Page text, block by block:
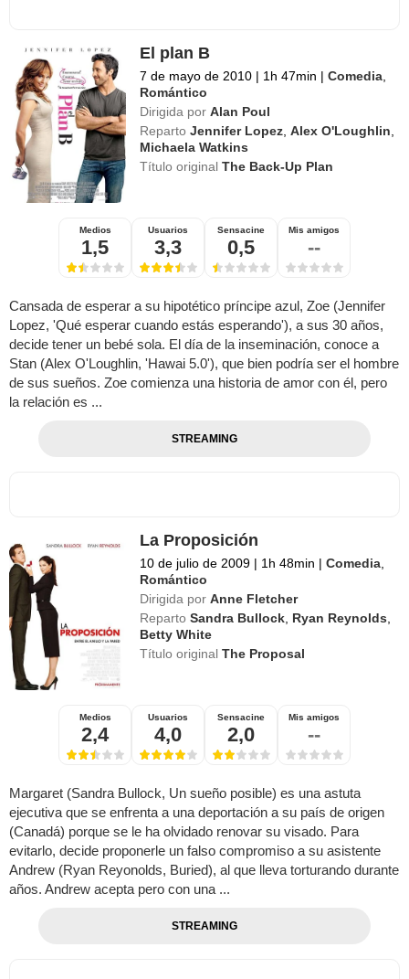
El plan B
7 de mayo de 2010 | 1h 47min | Comedia
Romántico
Dirigida por Alan Poul
Reparto Jennifer Lopez ,Alex O'Loughlin
Michaela Watkins
Título originalThe Back-Up Plan
Medios
1,5
Usuarios
3,3
Sensacine
0,5
Mis amigos
--
Cansada de esperar a su hipotético príncipe azul, Zoe (Jennifer
Lopez, 'Qué esperar cuando estás esperando'), a sus 30 años,
decide tener un bebé sola. El día de la inseminación, conoce a
Stan (Alex O'Loughlin, 'Hawai 5.0'), que bien podría ser el hombre
de sus sueños. Zoe comienza una historia de amor con él, pero
la relación es ...
STREAMING
La Proposición
10 de julio de 2009 | 1h 48min | Comedia
Romántico
Dirigida por Anne Fletcher
Reparto Sandra Bullock Ryan Reynolds
Betty White
Título originalThe Proposal
Medios
2,4
Usuarios
4,0
Sensacine
2,0
Mis amigos
--
Margaret (Sandra Bullock, Un sueño posible) es una astuta
ejecutiva que se enfrenta a una deportación a su país de origen
(Canadá) porque se le ha olvidado renovar su visado. Para
evitarlo, decide proponerle un falso compromiso a su asistente
Andrew (Ryan Reyonolds, Buried), al que lleva torturando durante
años. Andrew acepta pero con una ...
STREAMING